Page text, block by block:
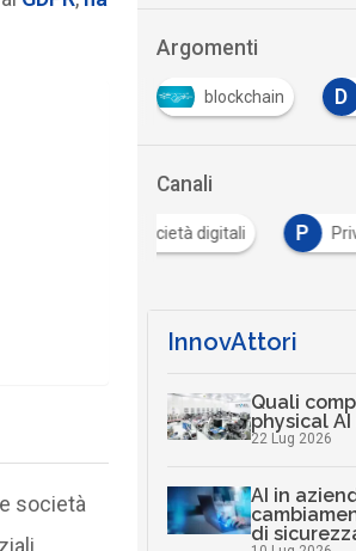
società
Argomenti
blockchain D
Canali
Cultura e società digitali P
InnovAttori
Quali
physical
22 Lug 2026
AI in
di